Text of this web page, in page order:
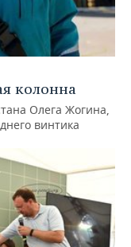
колонна
Олега Жогина,
винтика